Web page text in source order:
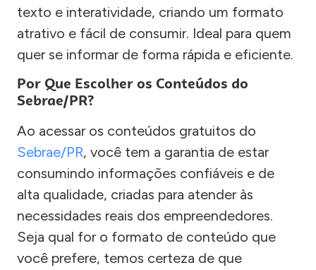
texto e interatividade, criando um formato
atrativo e fácil de consumir. Ideal para quem
quer se informar de forma rápida e eficiente.
Por Que Escolher os Conteúdos do
Sebrae/PR?
Ao acessar os conteúdos gratuitos do
Sebrae/PR, você tem a garantia de estar
consumindo informações confiáveis e de
alta qualidade, criadas para atender às
necessidades reais dos empreendedores.
Seja qual for o formato de conteúdo que
você prefere, temos certeza de que